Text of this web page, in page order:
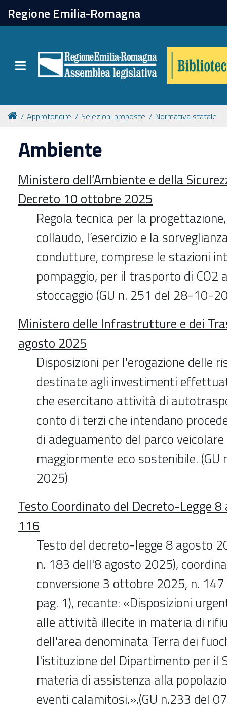
Regione Emilia-Romagna
Toggle navigation
chiudi
Catalogo online
Collezioni
Per approfondire
Appuntamenti
Prenotazione spazi
Approfondire Selezioni proposte Normativa statale
Ambiente
Ministero dell’Ambiente e della
Decreto 10 ottobre 2025
Regola tecnica per la
collaudo, l’esercizio e la
condutture, comprese le stazioni
pompaggio, per il trasporto di CO2
stoccaggio (GU n. 251 del 28-10-
Ministero delle Infrastrutture e dei
agosto 2025
Disposizioni per l'erogazione delle
destinate agli investimenti
che esercitano attività di
conto di terzi che intendano
di adeguamento del parco
maggiormente eco sostenibile.
2025)
Testo Coordinato del Decreto-Legge
116
Testo del decreto-legge 8 agosto
n. 183 dell'8 agosto 2025),
conversione 3 ottobre 2025, n.
pag. 1), recante: «Disposizioni
alle attività illecite in materia di
dell'area denominata Terra dei
l'istituzione del Dipartimento per il
materia di assistenza alla
eventi calamitosi.».(GU n.233 del